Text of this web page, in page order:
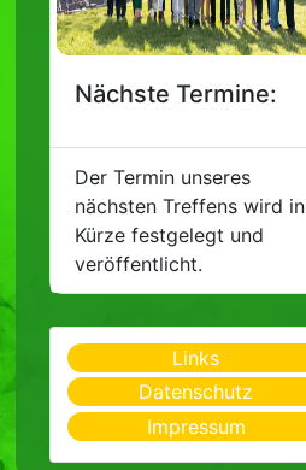
Nächste Termine:
Der Termin unseres
nächsten Treffens wird in
Kürze festgelegt und
veröffentlicht.
Links
Datenschutz
Impressum